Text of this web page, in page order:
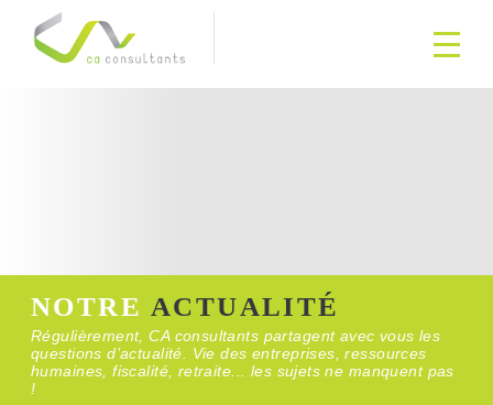
NOTRE ACTUALITÉ
Régulièrement, CA consultants partagent avec vous les
questions d’actualité. Vie des entreprises, ressources
humaines, fiscalité, retraite... les sujets ne manquent pas
!